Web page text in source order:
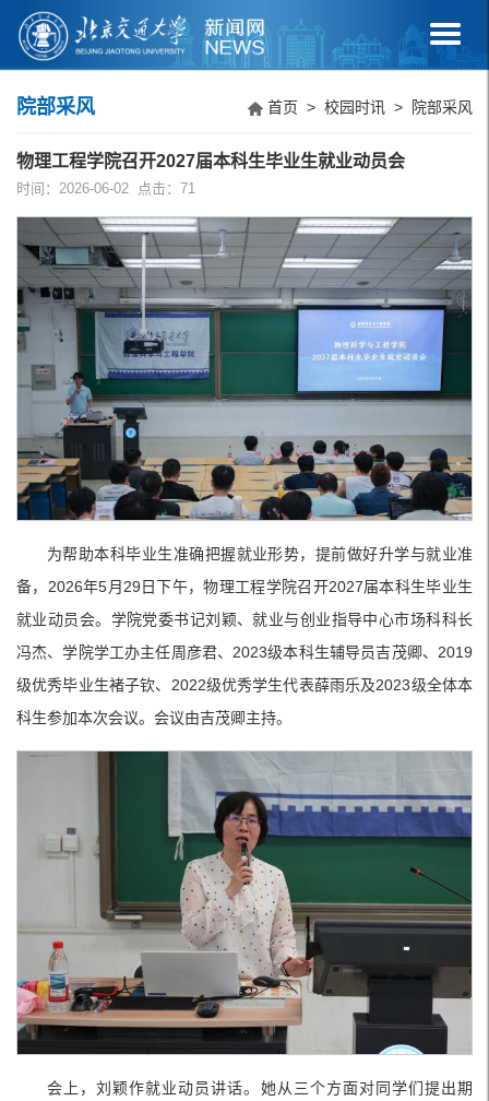
院部采风 首页 > 校园时讯 > 院部采风
物理工程学院召开2027届本科生毕业生就业动员会
时间：2026-06-02 点击： 71
为帮助本科毕业生准确把握就业形势，提前做好升学与就业准
备，2026年5月29日下午，物理工程学院召开2027届本科生毕业生
就业动员会。学院党委书记刘颖、就业与创业指导中心市场科科长
冯杰、学院学工办主任周彦君、2023级本科生辅导员吉茂卿、2019
级优秀毕业生褚子钦、2022级优秀学生代表薛雨乐及2023级全体本
科生参加本次会议。会议由吉茂卿主持。
会上，刘颖作就业动员讲话。她从三个方面对同学们提出期